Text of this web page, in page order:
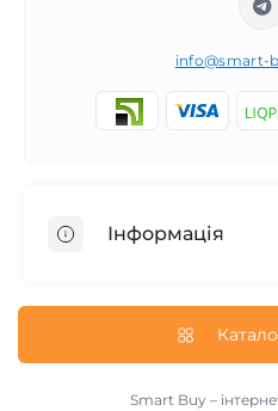
info@smart-
Інформація
Про нас
Інформація про доставку
Smart Buy –